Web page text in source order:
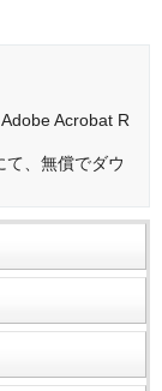
Acrobat R
、無償でダウ